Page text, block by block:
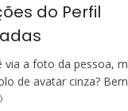
do Perfil
via a foto da pessoa,
de avatar cinza?